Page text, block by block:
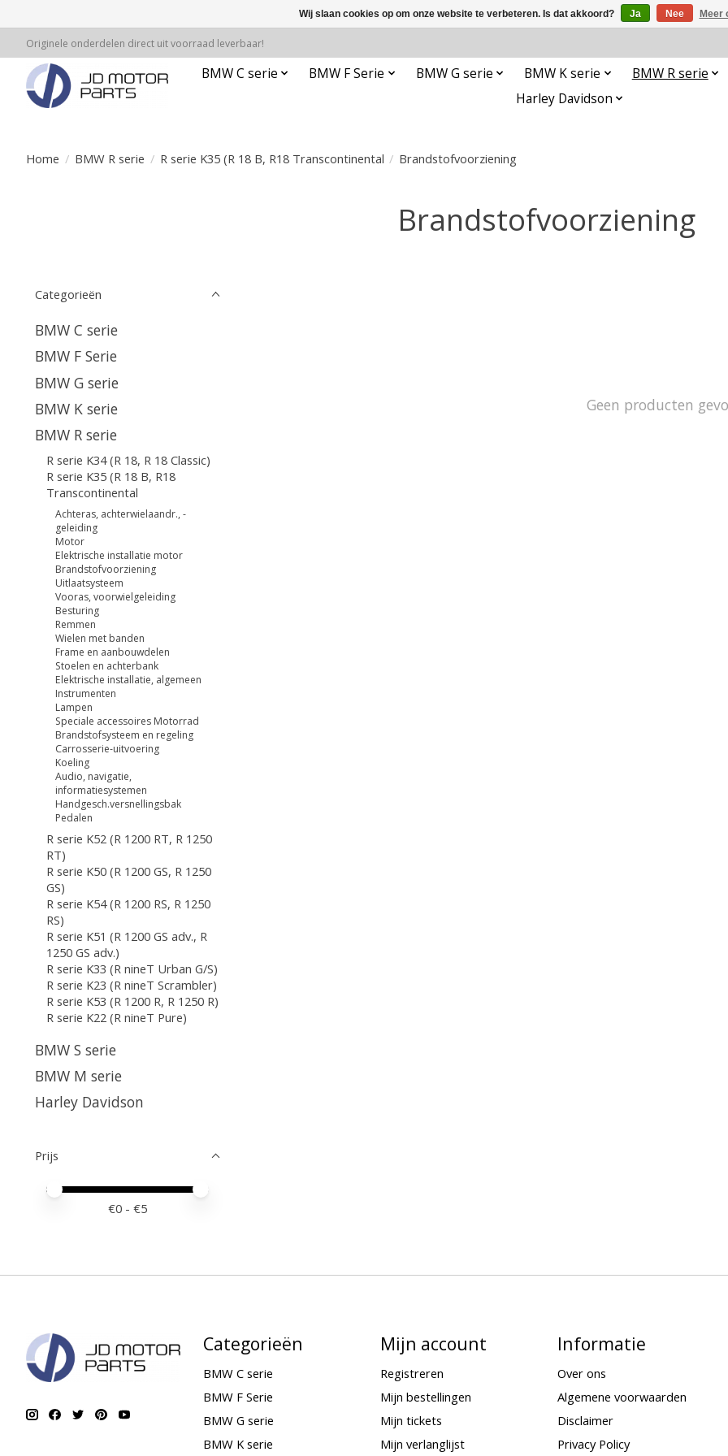
Originele onderdelen direct uit voorraad leverbaar!
BMW C serie BMW F Serie BMW G serie BMW K serie BMW R serie
Harley Davidson
Home / BMW R serie / R serie K35 (R 18 B, R18 Transcontinental / Brandstofvoorziening
Brandstofvoorziening
Categorieën
BMW C serie
BMW F Serie
BMW G serie
BMW K serie
BMW R serie
R serie K34 (R 18, R 18 Classic)
R serie K35 (R 18 B, R18
Transcontinental
Achteras, achterwielaandr., -
geleiding
Motor
Elektrische installatie motor
Brandstofvoorziening
Uitlaatsysteem
Vooras, voorwielgeleiding
Besturing
Remmen
Wielen met banden
Frame en aanbouwdelen
Stoelen en achterbank
Elektrische installatie, algemeen
Instrumenten
Lampen
Speciale accessoires Motorrad
Brandstofsysteem en regeling
Carrosserie-uitvoering
Koeling
Audio, navigatie,
informatiesystemen
Handgesch.versnellingsbak
Pedalen
R serie K52 (R 1200 RT, R 1250
RT)
R serie K50 (R 1200 GS, R 1250
GS)
R serie K54 (R 1200 RS, R 1250
RS)
R serie K51 (R 1200 GS adv., R
1250 GS adv.)
R serie K33 (R nineT Urban G/S)
R serie K23 (R nineT Scrambler)
R serie K53 (R 1200 R, R 1250 R)
R serie K22 (R nineT Pure)
BMW S serie
BMW M serie
Harley Davidson
Prijs
Minimale prijswaarde
Price maximum value
€0 - €5
Geen producten
Categorieën
BMW C serie
BMW F Serie
BMW G serie
BMW K serie
Mijn account
Registreren
Mijn bestellingen
Mijn tickets
Mijn verlanglijst
Informatie
Over ons
Algemene voorwaarden
Disclaimer
Privacy Policy
Wij slaan cookies op om onze website te verbeteren. Is dat akkoord? Ja Nee Meer